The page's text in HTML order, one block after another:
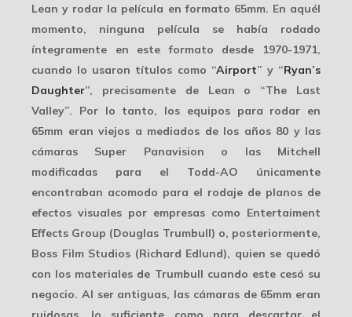
Lean y rodar la película en formato 65mm. En aquél
momento, ninguna película se había rodado
íntegramente en este formato desde 1970-1971,
cuando lo usaron títulos como “Airport” y “Ryan’s
Daughter”, precisamente de Lean o “The Last
Valley”. Por lo tanto, los equipos para rodar en
65mm eran viejos a mediados de los años 80 y las
cámaras Super Panavision o las Mitchell
modificadas para el Todd-AO únicamente
encontraban acomodo para el rodaje de planos de
efectos visuales por empresas como Entertaiment
Effects Group (Douglas Trumbull) o, posteriormente,
Boss Film Studios (Richard Edlund), quien se quedó
con los materiales de Trumbull cuando este cesó su
negocio. Al ser antiguas, las cámaras de 65mm eran